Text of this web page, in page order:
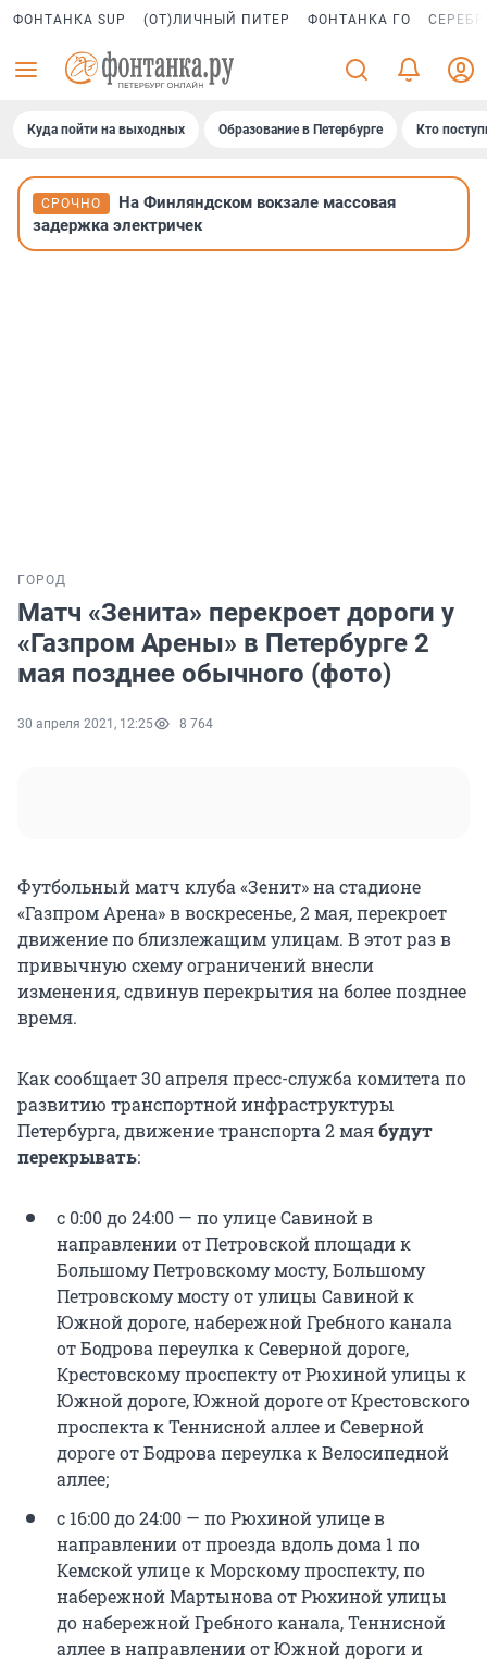
ФОНТАНКА SUP (ОТ)ЛИЧНЫЙ ПИТЕР ФОНТАНКА ГО
Куда пойти на выходных Образование в Петербурге Кто
СРОЧНО
На Финляндском вокзале массовая
задержка электричек
ГОРОД
Матч «Зенита» перекроет дороги у
«Газпром Арены» в Петербурге 2
мая позднее обычного (фото)
30 апреля 2021, 12:25 8 764
Футбольный матч клуба «Зенит» на стадионе
«Газпром Арена» в воскресенье, 2 мая, перекроет
движение по близлежащим улицам. В этот раз в
привычную схему ограничений внесли
изменения, сдвинув перекрытия на более позднее
время.
Как сообщает 30 апреля пресс-служба комитета по
развитию транспортной инфраструктуры
Петербурга, движение транспорта 2 маябудут
перекрывать:
с 0:00 до 24:00 — по улице Савиной в
направлении от Петровской площади к
Большому Петровскому мосту, Большому
Петровскому мосту от улицы Савиной к
Южной дороге, набережной Гребного канала
от Бодрова переулка к Северной дороге,
Крестовскому проспекту от Рюхиной улицы к
Южной дороге, Южной дороге от Крестовского
проспекта к Теннисной аллее и Северной
дороге от Бодрова переулка к Велосипедной
аллее;
с 16:00 до 24:00 — по Рюхиной улице в
направлении от проезда вдоль дома 1 по
Кемской улице к Морскому проспекту, по
набережной Мартынова от Рюхиной улицы
до набережной Гребного канала, Теннисной
аллее в направлении от Южной дороги и